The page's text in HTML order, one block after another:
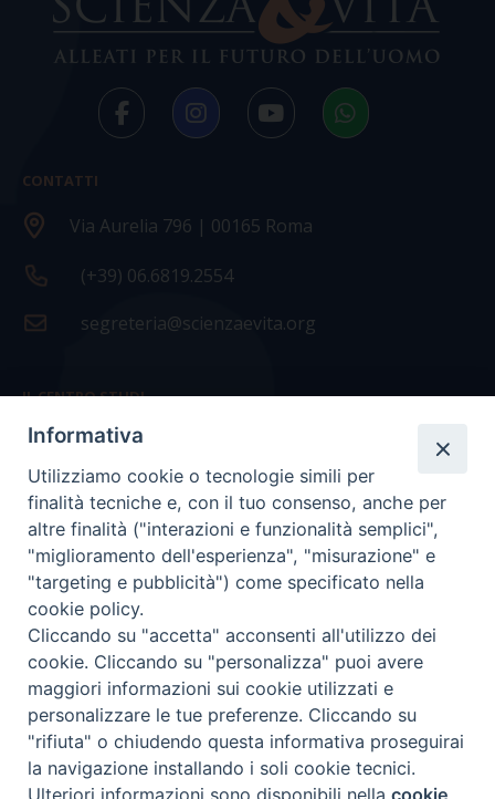
CONTATTI
Via Aurelia 796 | 00165 Roma
(+39) 06.6819.2554
segreteria@scienzaevita.org
IL CENTRO STUDI
La nostra storia
Statuto
Presidenza e ufficio presidenza
Consiglio scientifico
Coordinamento nazionale
COPYRIGHT Scienza & Vita - C.F96600690588- Tutti i
diritti -Privacy- Credits
Informativa
Utilizziamo cookie o tecnologie simili per
finalità tecniche e, con il tuo consenso, anche per
altre finalità ("interazioni e funzionalità semplici",
"miglioramento dell'esperienza", "misurazione" e
"targeting e pubblicità") come specificato nella
cookie policy.
Cliccando su "accetta" acconsenti all'utilizzo dei
cookie. Cliccando su "personalizza" puoi avere
maggiori informazioni sui cookie utilizzati e
personalizzare le tue preferenze. Cliccando su
"rifiuta" o chiudendo questa informativa proseguirai
la navigazione installando i soli cookie tecnici.